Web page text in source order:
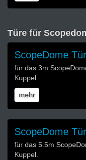
Türe für
ScopeDome
für das 3m
Kuppel.
mehr
ScopeDome
für das 5.5m
Kuppel.